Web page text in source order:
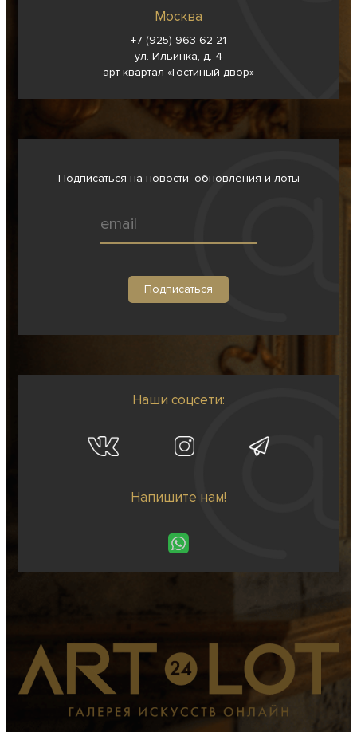
Москва
+7 (925) 963-62-21
ул. Ильинка, д. 4
арт-квартал «Гостиный двор»
Подписаться на новости, обновления и лоты
Наши соцсети:
Напишите нам!